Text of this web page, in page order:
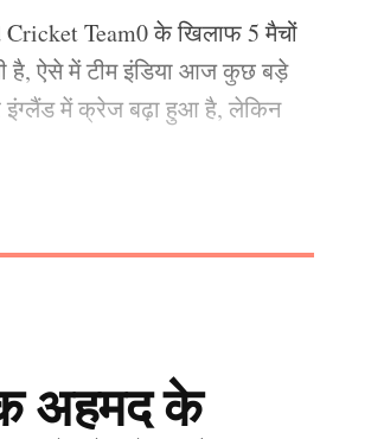
Team0 के खिलाफ 5 मैचों
है, ऐसे में टीम इंडिया आज कुछ बड़े
इंग्लैंड में क्रेज बढ़ा हुआ है, लेकिन
टीम इंडिया के कप्तान श्रेयस अय्यर
Iyer
अहमद के